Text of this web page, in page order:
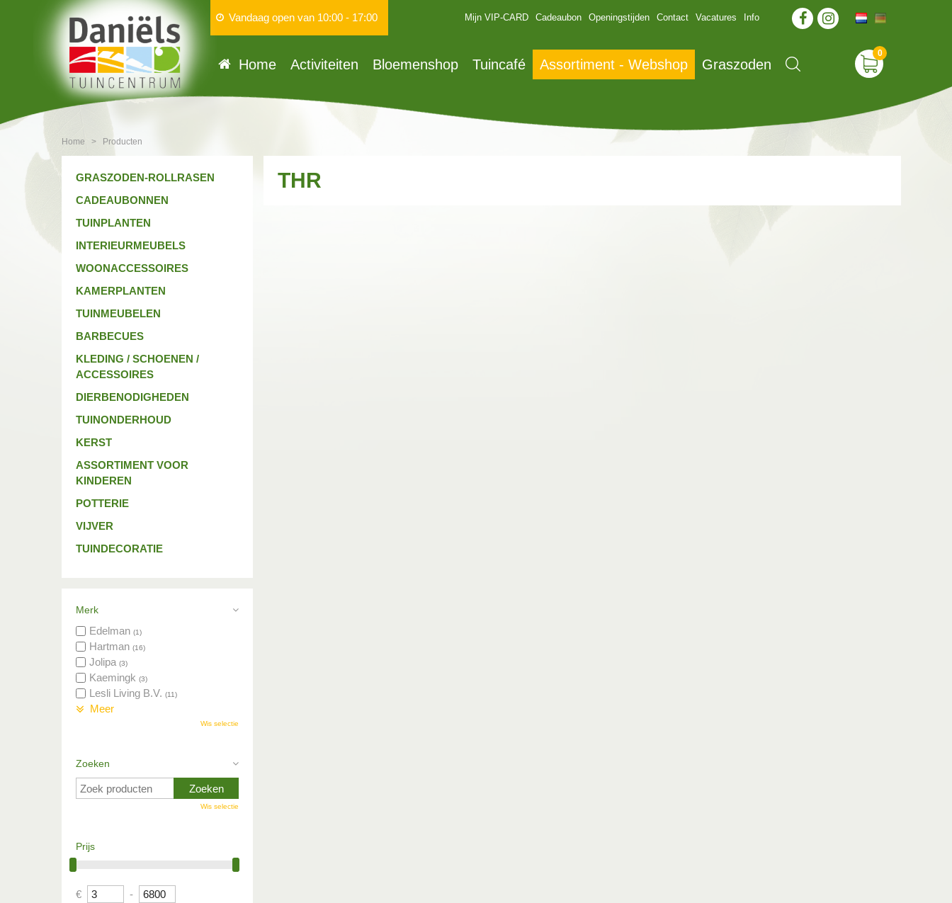
Home > Producten
Vandaag open van 10:00 - 17:00 Mijn VIP-CARD Cadeaubon Openingstijden Contact Vacatures Info
Home Activiteiten Bloemenshop Tuincafé Assortiment - Webshop Graszoden
THR
GRASZODEN-ROLLRASEN
CADEAUBONNEN
TUINPLANTEN
INTERIEURMEUBELS
WOONACCESSOIRES
KAMERPLANTEN
TUINMEUBELEN
BARBECUES
KLEDING / SCHOENEN /
ACCESSOIRES
DIERBENODIGHEDEN
TUINONDERHOUD
KERST
ASSORTIMENT VOOR
KINDEREN
POTTERIE
VIJVER
TUINDECORATIE
Merk
Edelman (1)
Hartman (16)
Jolipa (3)
Kaemingk (3)
Lesli Living B.V. (11)
Meer
Wis selectie
Zoeken
Wis selectie
Prijs
€ -